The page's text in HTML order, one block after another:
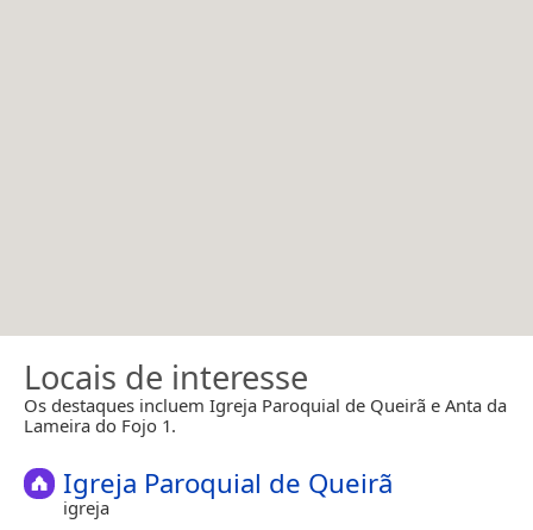
Locais de interesse
Os destaques incluem Igreja Paroquial de Queirã e Anta da
Lameira do Fojo 1.
Igreja Paroquial de Queirã
igreja